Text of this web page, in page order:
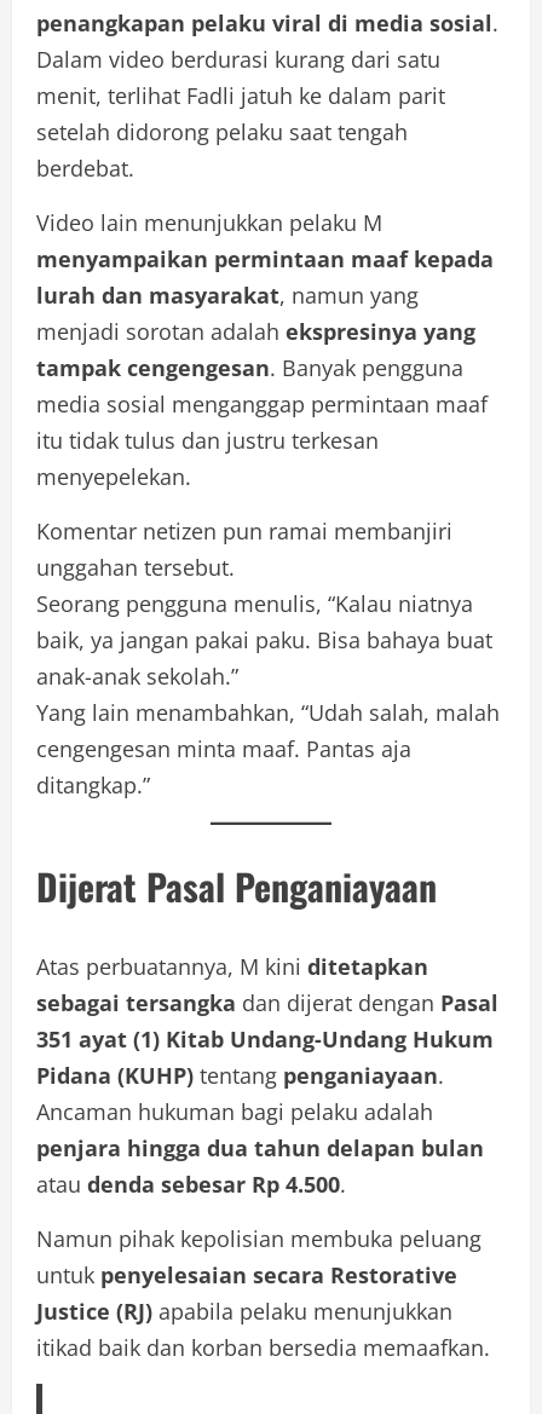
penangkapan pelaku viral di media sosial.
Dalam video berdurasi kurang dari satu
menit, terlihat Fadli jatuh ke dalam parit
setelah didorong pelaku saat tengah
berdebat.
Video lain menunjukkan pelaku M
menyampaikan permintaan maaf kepada
lurah dan masyarakat, namun yang
menjadi sorotan adalah ekspresinya yang
tampak cengengesan. Banyak pengguna
media sosial menganggap permintaan maaf
itu tidak tulus dan justru terkesan
menyepelekan.
Komentar netizen pun ramai membanjiri
unggahan tersebut.
Seorang pengguna menulis, “Kalau niatnya
baik, ya jangan pakai paku. Bisa bahaya buat
anak-anak sekolah.”
Yang lain menambahkan, “Udah salah, malah
cengengesan minta maaf. Pantas aja
ditangkap.”
Dijerat Pasal Penganiayaan
Atas perbuatannya, M kini ditetapkan
sebagai tersangka dan dijerat dengan Pasal
351 ayat (1) Kitab Undang-Undang Hukum
Pidana (KUHP) tentang penganiayaan.
Ancaman hukuman bagi pelaku adalah
penjara hingga dua tahun delapan bulan
atau denda sebesar Rp 4.500.
Namun pihak kepolisian membuka peluang
untuk penyelesaian secara Restorative
Justice (RJ) apabila pelaku menunjukkan
itikad baik dan korban bersedia memaafkan.